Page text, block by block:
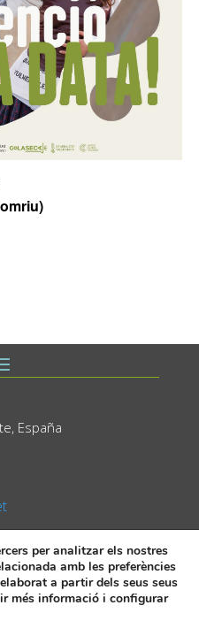
España
per analitzar els nostres
amb les preferències
a partir dels seus seus
més informació i configurar